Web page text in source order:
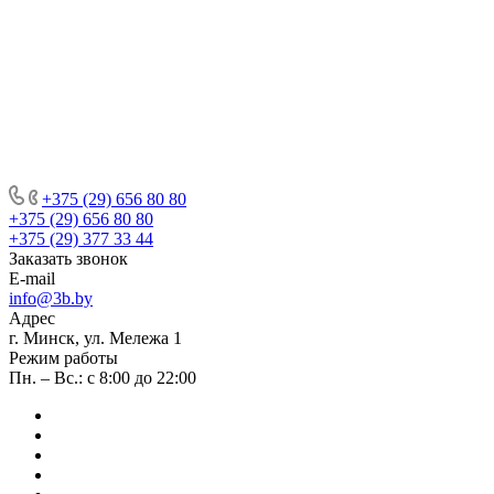
+375 (29) 656 80 80
+375 (29) 656 80 80
+375 (29) 377 33 44
Заказать звонок
E-mail
info@3b.by
Адрес
г. Минск, ул. Мележа 1
Режим работы
Пн. – Вс.: с 8:00 до 22:00